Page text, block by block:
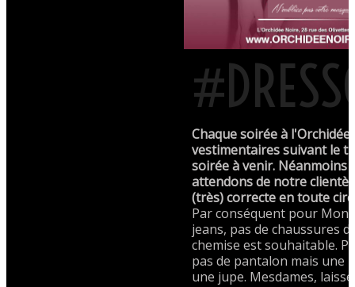
Chaque soirée à l'Orchidée
vestimentaires suivant le
soirée à venir. Néanmoins
attendons de notre
(très) correcte en toute
Par conséquent pour
jeans, pas de chaussures
chemise est souhaitable.
pas de pantalon mais une
une jupe. Mesdames,